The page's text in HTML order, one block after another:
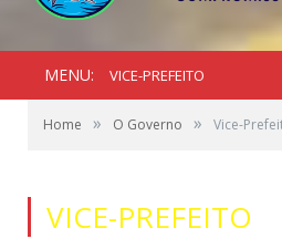
MENU: VICE-PREFEITO
Home » O Governo » Vice-
VICE-PREFEITO